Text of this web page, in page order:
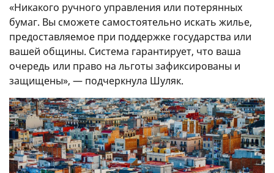
«Никакого ручного управления или потерянных
бумаг. Вы сможете самостоятельно искать жилье,
предоставляемое при поддержке государства или
вашей общины. Система гарантирует, что ваша
очередь или право на льготы зафиксированы и
защищены», — подчеркнула Шуляк.